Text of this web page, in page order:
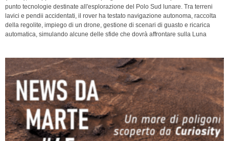
punto tecnologie destinate all'esplorazione del Polo Sud lunare. Tra terreni
lavici e pendii accidentati, il rover ha testato navigazione autonoma, raccolta
della regolite, impiego di un drone, gestione di scenari di guasto e ricarica
automatica, simulando alcune delle sfide che dovrà affrontare sulla Luna